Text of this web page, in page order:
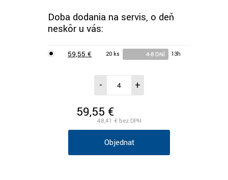
Doba dodania na servis, o deň
neskôr u vás:
59,55 € 20 ks 4-8 DNÍ 13h
- +
59,55 €
48,41 € bez DPH
Objednať